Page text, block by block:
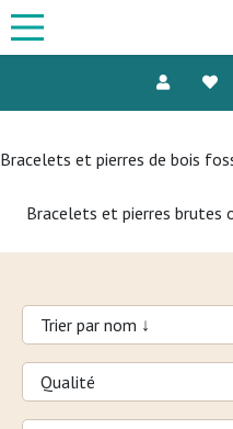
Bracelets et pierres de bois
Bracelets et pierres brutes